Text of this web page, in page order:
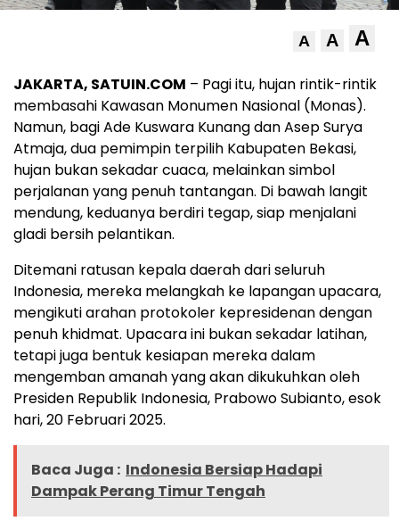
A A A
JAKARTA, SATUIN.COM – Pagi itu, hujan rintik-rintik
membasahi Kawasan Monumen Nasional (Monas).
Namun, bagi Ade Kuswara Kunang dan Asep Surya
Atmaja, dua pemimpin terpilih Kabupaten Bekasi,
hujan bukan sekadar cuaca, melainkan simbol
perjalanan yang penuh tantangan. Di bawah langit
mendung, keduanya berdiri tegap, siap menjalani
gladi bersih pelantikan.
Ditemani ratusan kepala daerah dari seluruh
Indonesia, mereka melangkah ke lapangan upacara,
mengikuti arahan protokoler kepresidenan dengan
penuh khidmat. Upacara ini bukan sekadar latihan,
tetapi juga bentuk kesiapan mereka dalam
mengemban amanah yang akan dikukuhkan oleh
Presiden Republik Indonesia, Prabowo Subianto, esok
hari, 20 Februari 2025.
Baca Juga : Indonesia Bersiap Hadapi
Dampak Perang Timur Tengah